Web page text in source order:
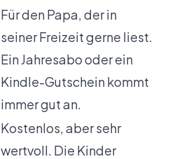
Für den Papa, der in
seiner Freizeit gerne liest.
Ein Jahresabo oder ein
Kindle-Gutschein kommt
immer gut an.
Kostenlos, aber sehr
wertvoll. Die Kinder